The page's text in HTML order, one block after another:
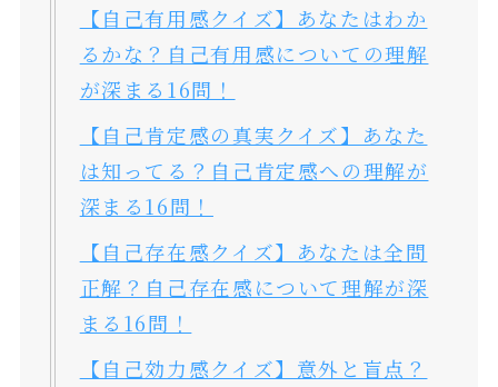
【自己有用感クイズ】あなたはわか
るかな？自己有用感についての理解
が深まる16問！
【自己肯定感の真実クイズ】あなた
は知ってる？自己肯定感への理解が
深まる16問！
【自己存在感クイズ】あなたは全問
正解？自己存在感について理解が深
まる16問！
【自己効力感クイズ】意外と盲点？